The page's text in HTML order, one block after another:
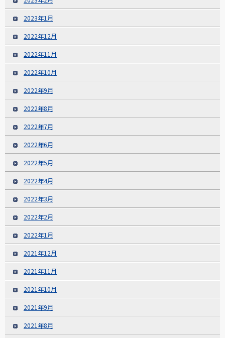
2023年1月
2022年12月
2022年11月
2022年10月
2022年9月
2022年8月
2022年7月
2022年6月
2022年5月
2022年4月
2022年3月
2022年2月
2022年1月
2021年12月
2021年11月
2021年10月
2021年9月
2021年8月